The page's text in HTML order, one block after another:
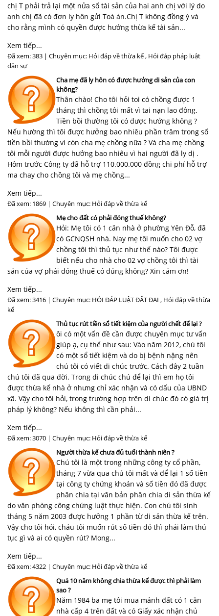
chị T phải trả lại một nửa số tài sản của hai anh chị với lý do
anh chị đã có đơn ly hôn gửi Toà án.Chị T không đồng ý và
cho rằng mình có quyền được hưởng thừa kế tài sản...
Xem tiếp...
Đã xem: 383 | Chuyên mục: Hỏi đáp về thừa kế , Hỏi đáp pháp luật
dân sự
Cha mẹ đã ly hôn có được hưởng di sản của con
không?
Thân chào! Cho tôi hỏi toi có chồng được 1
tháng thì chồng tôi mất vì tai nạn lao đông.
Tiền bồi thường tôi có được hưởng không ?
Nếu hường thì tôi được hưởng bao nhiêu phần trăm trong số
tiền bồi thường vì còn cha mẹ chồng nữa ? Và cha mẹ chồng
tôi mỗi người được hưởng bao nhiêu vì hai người đã ly dị .
Hôm trước Công ty đã hỗ trợ 110.000.000 đồng chi phí hỗ trợ
ma chay cho chồng tôi và mẹ chồng...
Xem tiếp...
Đã xem: 1869 | Chuyên mục: Hỏi đáp về thừa kế
Mẹ cho đất có phải đóng thuế không?
Hỏi: Mẹ tôi có 1 căn nhà ở phường Yên Đỗ, đã
có GCNQSH nhà. Nay mẹ tôi muốn cho 02 vợ
chồng tôi thì thủ tục như thế nào? Tôi được
biết nếu cho nhà cho 02 vợ chồng tôi thì tài
sản của vợ phải đóng thuế có đúng không? Xin cảm ơn!
Xem tiếp...
Đã xem: 3416 | Chuyên mục: HỎI ĐÁP LUẬT ĐẤT ĐAI , Hỏi đáp về thừa
kế
Thủ tục rút tiền sổ tiết kiệm của người chết để lại ?
ôi có một vấn đề cần được chuyên mục tư vấn
giúp ạ, cụ thể như sau: Vào năm 2012, chú tôi
có một sổ tiết kiệm và do bị bệnh nặng nên
chú tôi có viết di chúc trước. Cách đây 2 tuần
chú tôi đã qua đời. Trong di chúc chú để lại thì em họ tôi
được thừa kế nhà ở nhưng chỉ xác nhận và có dấu của UBND
xã. Vậy cho tôi hỏi, trong trường hợp trên di chúc đó có giá trị
pháp lý không? Nếu không thì cần phải...
Xem tiếp...
Đã xem: 3070 | Chuyên mục: Hỏi đáp về thừa kế
Người thừa kế chưa đủ tuổi thành niên ?
Chú tôi là một trong những công ty cổ phần,
tháng 7 vừa qua chú tôi mất và để lại 1 số tiền
tại công ty chứng khoán và số tiền đó đã được
phân chia tại văn bản phân chia di sản thừa kế
do văn phòng công chứng luật thực hiện. Con chú tôi sinh
tháng 5 năm 2003 được hưởng 1 phần từ di sản thừa kế trên.
Vậy cho tôi hỏi, cháu tôi muốn rút số tiền đó thì phải làm thủ
tục gì và ai có quyền rút? Mong...
Xem tiếp...
Đã xem: 4322 | Chuyên mục: Hỏi đáp về thừa kế
Quá 10 năm không chia thừa kế được thì phải làm
sao ?
Năm 1984 ba mẹ tôi mua mảnh đất có 1 căn
nhà cấp 4 trên đất và có Giấy xác nhận chủ